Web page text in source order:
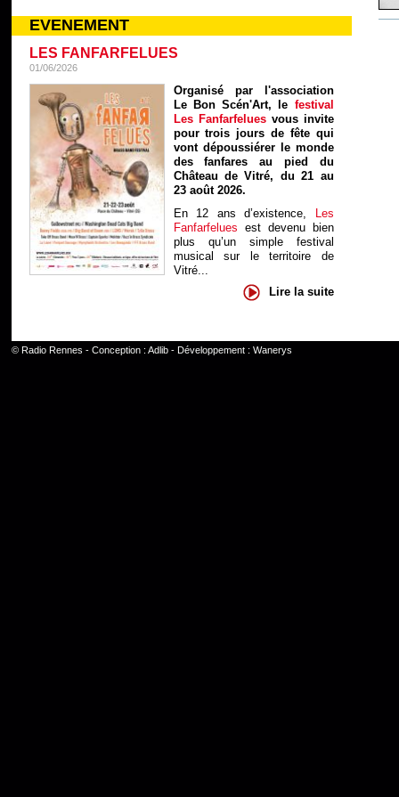
EVENEMENT
LES FANFARFELUES
01/06/2026
Organisé par l'association
Le Bon Scén'Art, le festival
Les Fanfarfelues vous invite
pour trois jours de fête qui
vont dépoussiérer le monde
des fanfares au pied du
Château de Vitré, du 21 au
23 août 2026.
En 12 ans d’existence, Les
Fanfarfelues est devenu bien
plus qu’un simple festival
musical sur le territoire de
Vitré...
Lire la suite
© Radio Rennes - Conception : Adlib- Développement : Wanerys